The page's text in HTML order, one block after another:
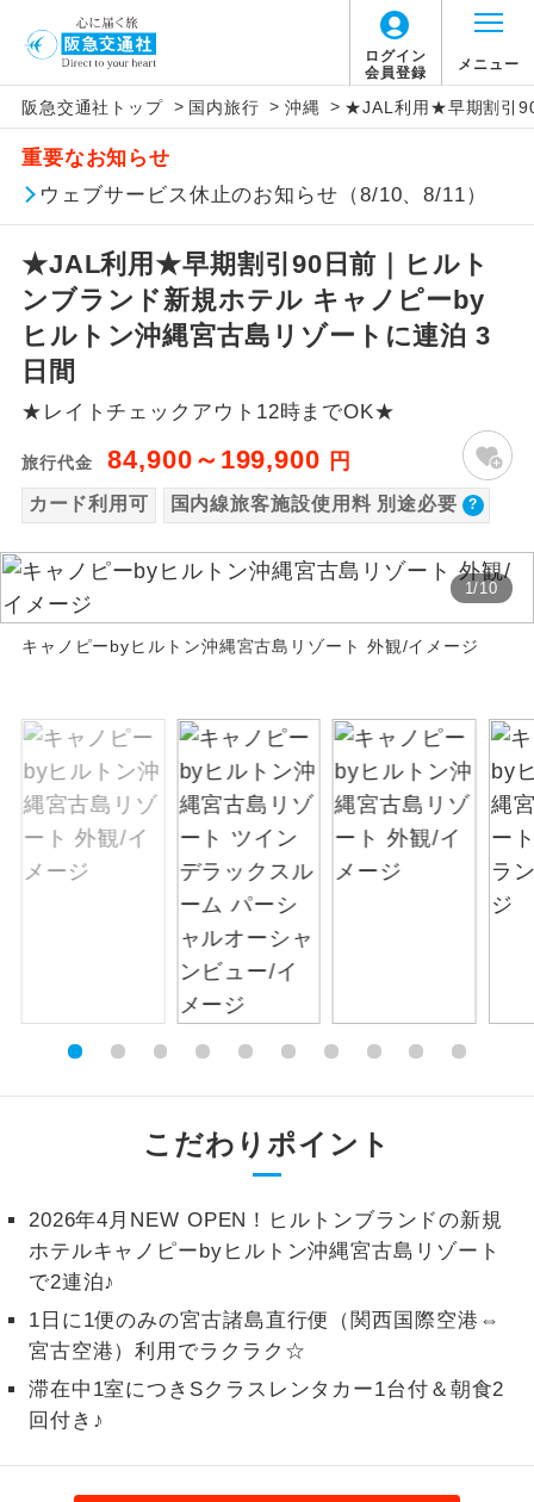
ログイン
会員登録
メニュー
阪急交通社トップ > 国内旅行 > 沖縄 > ★JAL利用★早期割引90
重要なお知らせ
ウェブサービス休止のお知らせ（8/10、8/11）
★JAL利用★早期割引90日前｜ヒルト
ンブランド新規ホテル キャノピーby
ヒルトン沖縄宮古島リゾートに連泊 3
日間
★レイトチェックアウト12時までOK★
旅行代金 84,900～199,900 円
カード利用可 国内線旅客施設使用料 別途必要
1/10
キャノピーbyヒルトン沖縄宮古島リゾート 外観/イメージ
こだわりポイント
2026年4月NEW OPEN！ヒルトンブランドの新規
ホテルキャノピーbyヒルトン沖縄宮古島リゾート
で2連泊♪
1日に1便のみの宮古諸島直行便（関西国際空港⇔
宮古空港）利用でラクラク☆
滞在中1室につきSクラスレンタカー1台付＆朝食2
回付き♪
【国内旅客施設使用料について】
旅行代金に国内旅客施設使用料は含まれてお
りません。別途お支払いが必要となります。
関空(第1ﾀｰﾐﾅﾙ)往復：大人1,120円、子供560
円
アイコン 説明
添乗員同行
往路出発空港（駅）から復路到着空港
（駅）まで同行します。
現地添乗員同
現地到着空港（駅）から最終日出発空港
（駅）まで添乗員が同行します。
バスガイド乗
務
バスガイドが乗務し、車内での観光案内
世界遺産
ユネスコに登録されている文化遺産や自
然遺産を訪ねるコースです。
絶景 絶景スポットに立ち寄るコースです。
温泉 温泉地にも宿泊するコースです。
露天風呂
す。
大浴場 ご宿泊ホテルに大浴場が付いています。
全食事付き
全てのお食事が付いていますので、お食
事の心配はいりません。（機内食を除
く）
お部屋にてゆっくりとお召し上がりいた
だけます。
トラベルイヤ
ホン
周りの音を気にせず、ガイドさんの説明
をじっくり聞くことができます。
す。
2名様から出発可能な個人型プランで
おひとり様参
加限定
おひとり様限定でご参加いただけるコー
1名様1室同代
金
1名様1室利用でも追加料金がかからない
ご夫婦限定